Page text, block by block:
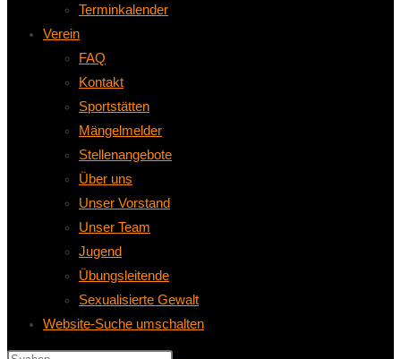
Terminkalender
Verein
FAQ
Kontakt
Sportstätten
Mängelmelder
Stellenangebote
Über uns
Unser Vorstand
Unser Team
Jugend
Übungsleitende
Sexualisierte Gewalt
Website-Suche umschalten